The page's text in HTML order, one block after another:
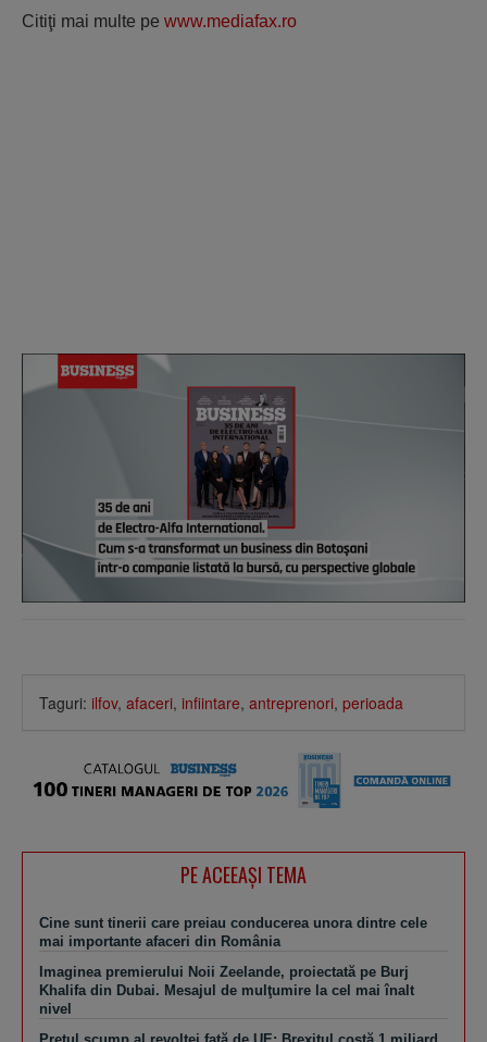
Citiţi mai multe pe www.mediafax.ro
Taguri: ilfov, afaceri, infiintare, antreprenori, perioada
PE ACEEAŞI TEMA
Cine sunt tinerii care preiau conducerea unora dintre cele
mai importante afaceri din România
Imaginea premierului Noii Zeelande, proiectată pe Burj
Khalifa din Dubai. Mesajul de mulţumire la cel mai înalt
nivel